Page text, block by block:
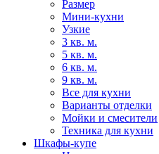
Размер
Мини-кухни
Узкие
3 кв. м.
5 кв. м.
6 кв. м.
9 кв. м.
Все для кухни
Варианты отделки
Мойки и смесители
Техника для кухни
Шкафы-купе